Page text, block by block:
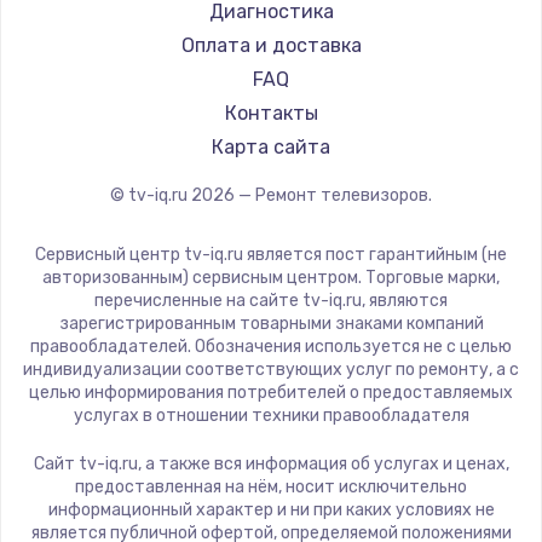
Замена видеокарты
1600 руб.
Заказать
Ремонт разъема питания
880 руб.
Заказать
Замена видеочипа
2745 руб.
Заказать
2600 руб.
Заказать
Hyundai
Doffler
Hiper
Grundig
HITACHI
Yandex
National
iFFALCON
Tuvio
Nord
BenQ
Диагностика
Оплата и доставка
FAQ
Контакты
Карта сайта
© tv-iq.ru 2026 — Ремонт телевизоров.
Сервисный центр tv-iq.ru является пост гарантийным (не
авторизованным) сервисным центром. Торговые марки,
перечисленные на сайте tv-iq.ru, являются
зарегистрированным товарными знаками компаний
правообладателей. Обозначения используется не с целью
индивидуализации соответствующих услуг по ремонту, а с
целью информирования потребителей о предоставляемых
услугах в отношении техники правообладателя
Сайт tv-iq.ru, а также вся информация об услугах и ценах,
предоставленная на нём, носит исключительно
информационный характер и ни при каких условиях не
является публичной офертой, определяемой положениями